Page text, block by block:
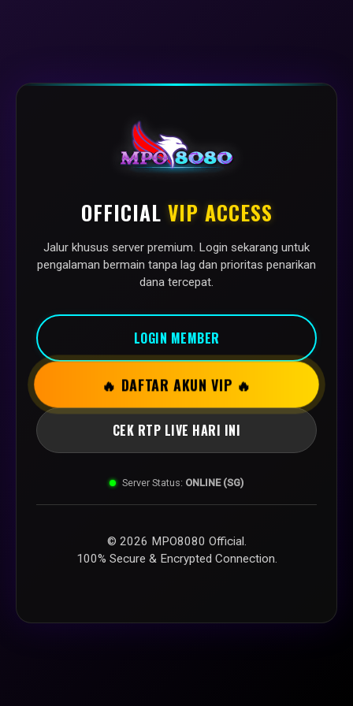
OFFICIAL VIP ACCESS
Jalur khusus server premium. Login sekarang untuk
pengalaman bermain tanpa lag dan prioritas penarikan
dana tercepat.
LOGIN MEMBER
🔥 DAFTAR AKUN VIP 🔥
CEK RTP LIVE HARI INI
Server Status: ONLINE (SG)
© 2026 MPO8080 Official.
100% Secure & Encrypted Connection.